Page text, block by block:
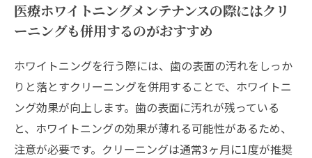
医療ホワイトニングメンテナンスの際にはクリ
ーニングも併用するのがおすすめ
ホワイトニングを行う際には、歯の表面の汚れをしっか
りと落とすクリーニングを併用することで、ホワイトニ
ング効果が向上します。歯の表面に汚れが残っている
と、ホワイトニングの効果が薄れる可能性があるため、
注意が必要です。クリーニングは通常3ヶ月に1度が推奨